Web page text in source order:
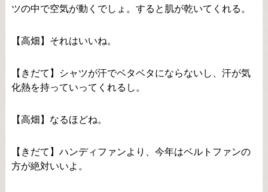
ツの中で空気が動くでしょ。すると肌が乾いてくれる。
【高畑】それはいいね。
【きだて】シャツが汗でベタベタにならないし、汗が気
化熱を持っていってくれるし。
【高畑】なるほどね。
【きだて】ハンディファンより、今年はベルトファンの
方が絶対いいよ。